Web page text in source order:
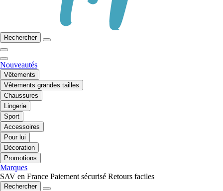
Rechercher
Nouveautés
Vêtements
Vêtements grandes tailles
Chaussures
Lingerie
Sport
Accessoires
Pour lui
Décoration
Promotions
Marques
SAV en France Paiement sécurisé Retours faciles
Rechercher